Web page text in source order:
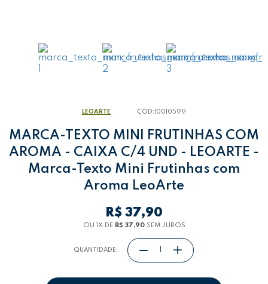
LEOARTE CÓD: 10010599
MARCA-TEXTO MINI FRUTINHAS COM
AROMA - CAIXA C/4 UND - LEOARTE -
Marca-Texto Mini Frutinhas com
Aroma LeoArte
R$ 37,90
OU 1XDE R$ 37,90SEM JUROS
QUANTIDADE: